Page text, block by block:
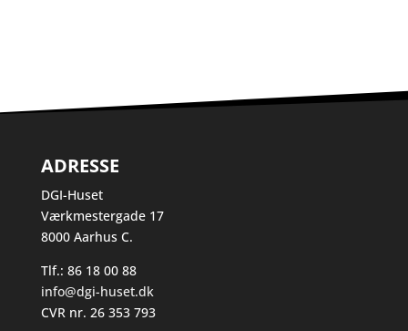
ADRESSE
DGI-Huset
Værkmestergade 17
8000 Aarhus C.
Tlf.: 86 18 00 88
info@dgi-huset.dk
CVR nr. 26 353 793